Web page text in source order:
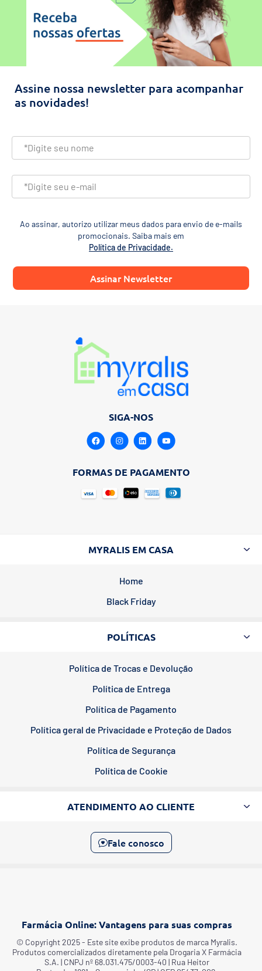
Assine nossa newsletter para acompanhar
as novidades!
Ao assinar, autorizo utilizar meus dados para envio de e-mails
promocionais. Saiba mais em
Política de Privacidade.
Assinar Newsletter
SIGA-NOS
FORMAS DE PAGAMENTO
MYRALIS EM CASA
Home
Black Friday
POLÍTICAS
Política de Trocas e Devolução
Política de Entrega
Política de Pagamento
Política geral de Privacidade e Proteção de Dados
Política de Segurança
Política de Cookie
ATENDIMENTO AO CLIENTE
Fale conosco
Farmácia Online: Vantagens para suas compras
©️ Copyright 2025 - Este site exibe produtos de marca Myralis.
Produtos comercializados diretamente pela Drogaria X Farmácia
S.A. | CNPJ nº 68.031.475/0003-40 | Rua Heitor